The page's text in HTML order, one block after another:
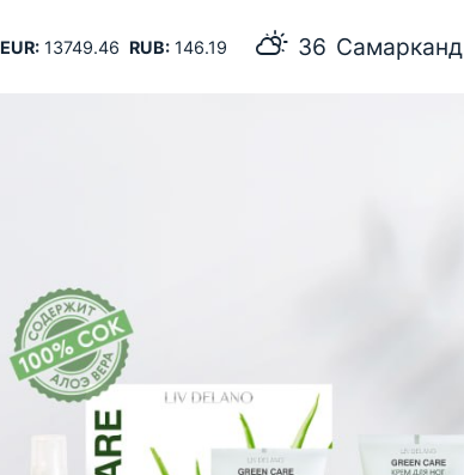
EUR:13749.46 RUB:146.19 36 Самарканд